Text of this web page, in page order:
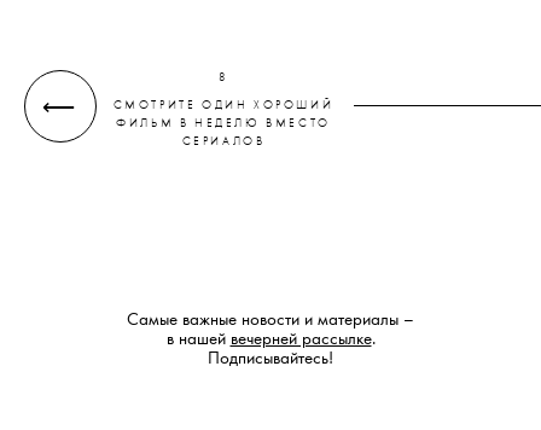
8
СМОТРИТЕ ОДИН ХОРОШИЙ
ФИЛЬМ В НЕДЕЛЮ ВМЕСТО
СЕРИАЛОВ
⟵
Самые важные новости и материалы –
в нашей вечерней рассылке.
Подписывайтесь!